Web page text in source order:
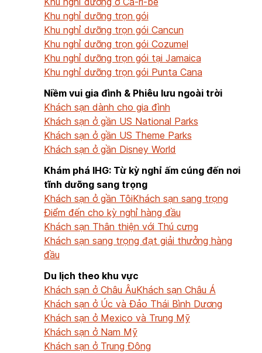
Khu nghỉ dưỡng trọn gói
Khu nghỉ dưỡng trọn gói Cancun
Khu nghỉ dưỡng trọn gói Cozumel
Khu nghỉ dưỡng trọn gói tại Jamaica
Khu nghỉ dưỡng trọn gói Punta Cana
Niềm vui gia đình & Phiêu lưu ngoài trời
Khách sạn dành cho gia đình
Khách sạn ở gần US National Parks
Khách sạn ở gần US Theme Parks
Khách sạn ở gần Disney World
Khám phá IHG: Từ kỳ nghỉ ấm cúng đến nơi
tĩnh dưỡng sang trọng
Khách sạn ở gần TôiKhách sạn sang trọng
Điểm đến cho kỳ nghỉ hàng đầu
Khách sạn Thân thiện với Thú cưng
Khách sạn sang trọng đạt giải thưởng hàng
đầu
Du lịch theo khu vực
Khách sạn ở Châu ÂuKhách sạn Châu Á
Khách sạn ở Úc và Đảo Thái Bình Dương
Khách sạn ở Mexico và Trung Mỹ
Khách sạn ở Nam Mỹ
Khách sạn ở Trung Đông